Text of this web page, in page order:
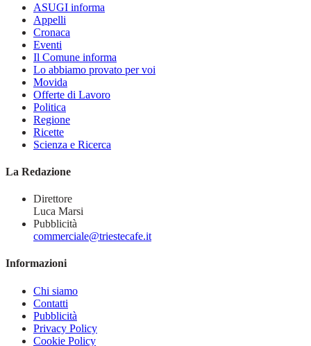
ASUGI informa
Appelli
Cronaca
Eventi
Il Comune informa
Lo abbiamo provato per voi
Movida
Offerte di Lavoro
Politica
Regione
Ricette
Scienza e Ricerca
La Redazione
Direttore
Luca Marsi
Pubblicità
commerciale@triestecafe.it
Informazioni
Chi siamo
Contatti
Pubblicità
Privacy Policy
Cookie Policy